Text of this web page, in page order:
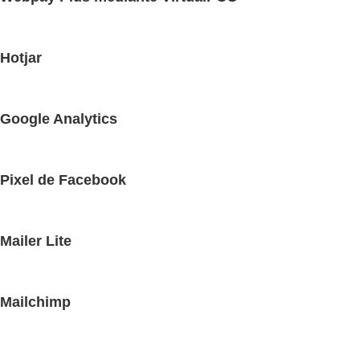
Hotjar
Google Analytics
Pixel de Facebook
Mailer Lite
Mailchimp